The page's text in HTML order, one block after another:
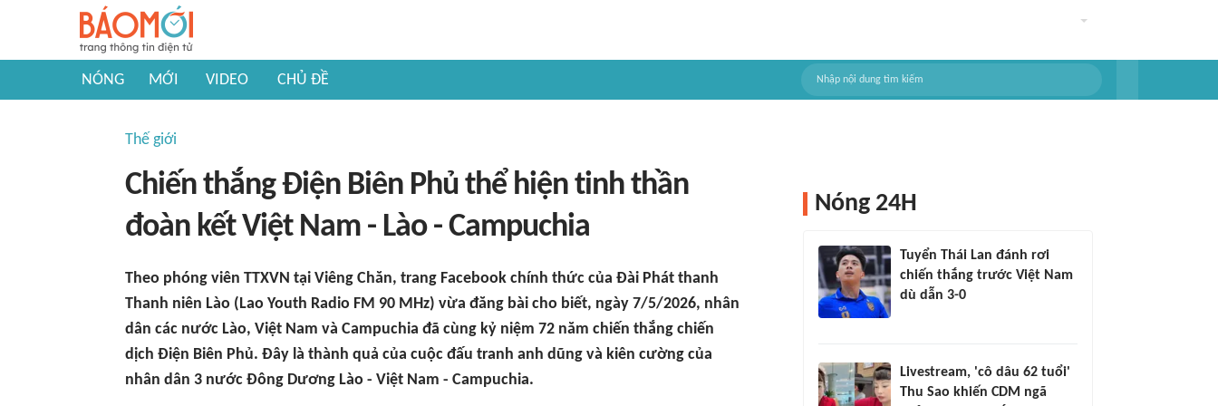
NÓNG MỚI VIDEO CHỦ ĐỀ
Thế giới
Chiến thắng Điện Biên Phủ thể hiện tinh thần
đoàn kết Việt Nam - Lào - Campuchia
Theo phóng viên TTXVN tại Viêng Chăn, trang Facebook chính thức của Đài Phát thanh
Thanh niên Lào (Lao Youth Radio FM 90 MHz) vừa đăng bài cho biết, ngày 7/5/2026, nhân
dân các nước Lào, Việt Nam và Campuchia đã cùng kỷ niệm 72 năm chiến thắng chiến
dịch Điện Biên Phủ. Đây là thành quả của cuộc đấu tranh anh dũng và kiên cường của
nhân dân 3 nước Đông Dương Lào - Việt Nam - Campuchia.
Nóng 24H
Tuyển Thái Lan đánh rơi
chiến thắng trước Việt Nam
dù dẫn 3-0
Livestream, 'cô dâu 62 tuổi'
Thu Sao khiến CDM ngã